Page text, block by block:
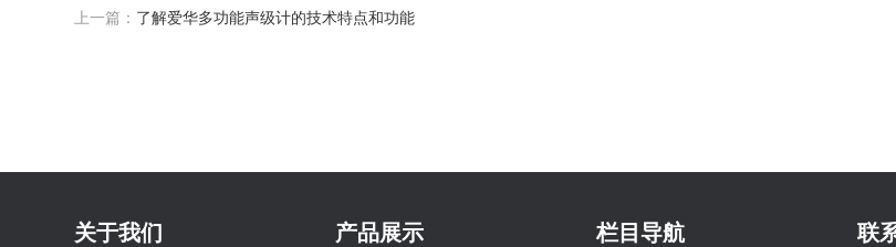
上一篇： 了解爱华多功能声级计的技术特点和功能
关于我们 产品展示 栏目导航 联